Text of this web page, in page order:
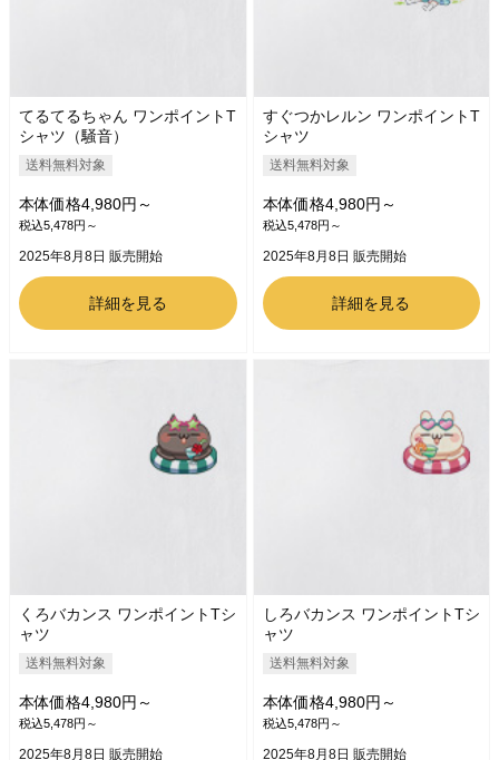
てるてるちゃん ワンポイントT
シャツ（騒音）
送料無料対象
本体価格4,980円～
税込5,478円～
2025年8月8日 販売開始
詳細を見る
すぐつかレルン ワンポイントT
シャツ
送料無料対象
本体価格4,980円～
税込5,478円～
2025年8月8日 販売開始
詳細を見る
くろバカンス ワンポイントTシ
ャツ
送料無料対象
本体価格4,980円～
税込5,478円～
2025年8月8日 販売開始
しろバカンス ワンポイントTシ
ャツ
送料無料対象
本体価格4,980円～
税込5,478円～
2025年8月8日 販売開始